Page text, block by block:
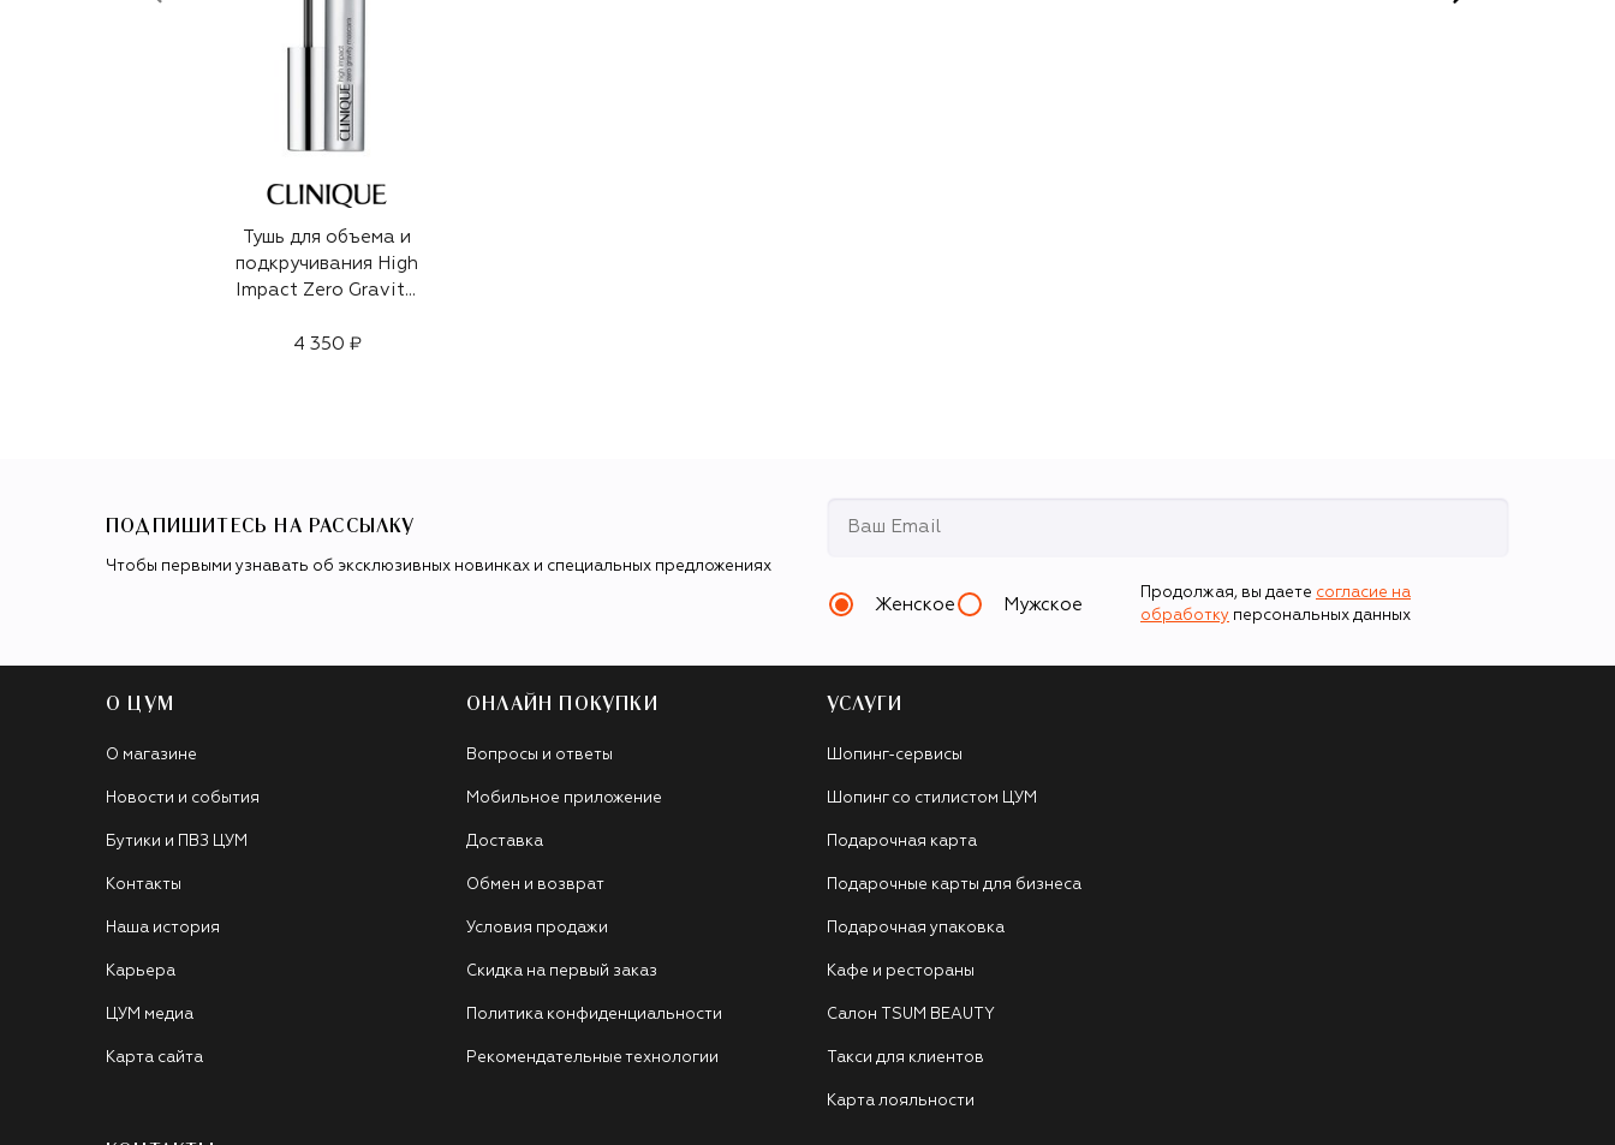
Тушь для объема и
подкручивания High
Impact Zero Gravity,
4 350 ₽
ПОДПИШИТЕСЬ НА РАССЫЛКУ
Чтобы первыми узнавать об эксклюзивных новинках и специальных предложениях
Женское Мужское
Продолжая, вы даете согласие на
обработку персональных данных
О ЦУМ
О магазине
Новости и события
Бутики и ПВЗ ЦУМ
Контакты
Наша история
Карьера
ЦУМ медиа
Карта сайта
ОНЛАЙН ПОКУПКИ
Вопросы и ответы
Мобильное приложение
Доставка
Обмен и возврат
Условия продажи
Скидка на первый заказ
Политика конфиденциальности
Рекомендательные технологии
УСЛУГИ
Шопинг-сервисы
Шопинг со стилистом ЦУМ
Подарочная карта
Подарочные карты для бизнеса
Подарочная упаковка
Кафе и рестораны
Салон TSUM BEAUTY
Такси для клиентов
Карта лояльности